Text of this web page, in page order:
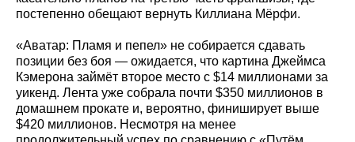
постепенно обещают вернуть Киллиана Мёрфи.
«Аватар: Пламя и пепел» не собирается сдавать
позиции без боя — ожидается, что картина Джеймса
Кэмерона займёт второе место с $14 миллионами за
уикенд. Лента уже собрала почти $350 миллионов в
домашнем прокате и, вероятно, финиширует выше
$420 миллионов. Несмотря на менее